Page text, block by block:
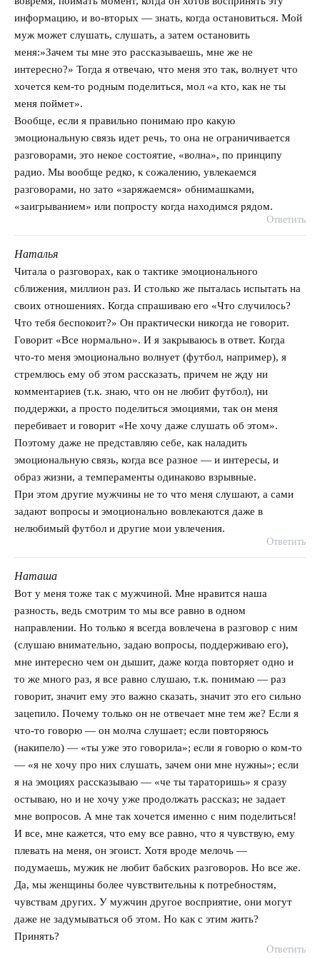
информацию, и во-вторых — знать, когда остановиться. Мой
муж может слушать, слушать, а затем остановить
меня:»Зачем ты мне это рассказываешь, мне же не
интересно?» Тогда я отвечаю, что меня это так, волнует что
хочется кем-то родным поделиться, мол «а кто, как не ты
меня поймет».
Вообще, если я правильно понимаю про какую
эмоциональную связь идет речь, то она не ограничивается
разговорами, это некое состоятие, «волна», по принципу
радио. Мы вообще редко, к сожалению, увлекаемся
разговорами, но зато «заряжаемся» обнимашками,
«заигрыванием» или попросту когда находимся рядом.
Ответить
Наталья
говорит:
Читала о разговорах, как о тактике эмоционального
сближения, миллион раз. И столько же пыталась испытать на
своих отношениях. Когда спрашиваю его «Что случилось?
Что тебя беспокоит?» Он практически никогда не говорит.
Говорит «Все нормально». И я закрываюсь в ответ. Когда
что-то меня эмоционально волнует (футбол, например), я
стремлюсь ему об этом рассказать, причем не жду ни
комментариев (т.к. знаю, что он не любит футбол), ни
поддержки, а просто поделиться эмоциями, так он меня
перебивает и говорит «Не хочу даже слушать об этом».
Поэтому даже не представляю себе, как наладить
эмоциональную связь, когда все разное — и интересы, и
образ жизни, а темпераменты одинаково взрывные.
При этом другие мужчины не то что меня слушают, а сами
задают вопросы и эмоционально вовлекаются даже в
нелюбимый футбол и другие мои увлечения.
Ответить
Наташа
говорит:
Вот у меня тоже так с мужчиной. Мне нравится наша
разность, ведь смотрим то мы все равно в одном
направлении. Но только я всегда вовлечена в разговор с ним
(слушаю внимательно, задаю вопросы, поддерживаю его),
мне интересно чем он дышит, даже когда повторяет одно и
то же много раз, я все равно слушаю, т.к. понимаю — раз
говорит, значит ему это важно сказать, значит это его сильно
зацепило. Почему только он не отвечает мне тем же? Если я
что-то говорю — он молча слушает; если повторяюсь
(накипело) — «ты уже это говорила»; если я говорю о ком-то
— «я не хочу про них слушать, зачем они мне нужны»; если
я на эмоциях рассказываю — «че ты тараторишь» я сразу
остываю, но и не хочу уже продолжать рассказ; не задает
мне вопросов. А мне так хочется именно с ним поделиться!
И все, мне кажется, что ему все равно, что я чувствую, ему
плевать на меня, он эгоист. Хотя вроде мелочь —
подумаешь, мужик не любит бабских разговоров. Но все же.
Да, мы женщины более чувствительны к потребностям,
чувствам других. У мужчин другое восприятие, они могут
даже не задумываться об этом. Но как с этим жить?
Принять?
Ответить